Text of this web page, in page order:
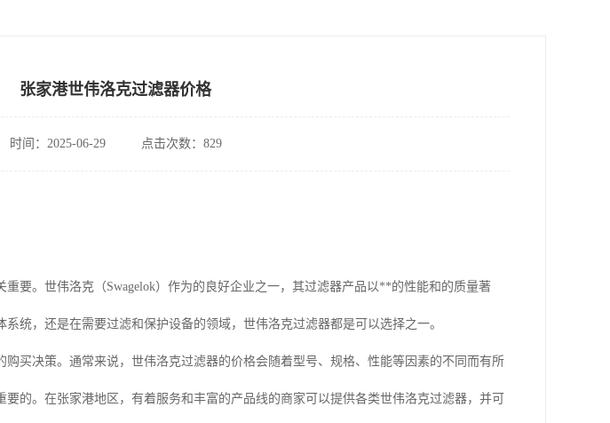
张家港世伟洛克过滤器价格
时间：2025-06-29 点击次数：829
要。世伟洛克（Swagelok）作为的良好企业之一，其过滤器产品以**的性能和的质量著
统，还是在需要过滤和保护设备的领域，世伟洛克过滤器都是可以选择之一。
买决策。通常来说，世伟洛克过滤器的价格会随着型号、规格、性能等因素的不同而有所
的。在张家港地区，有着服务和丰富的产品线的商家可以提供各类世伟洛克过滤器，并可